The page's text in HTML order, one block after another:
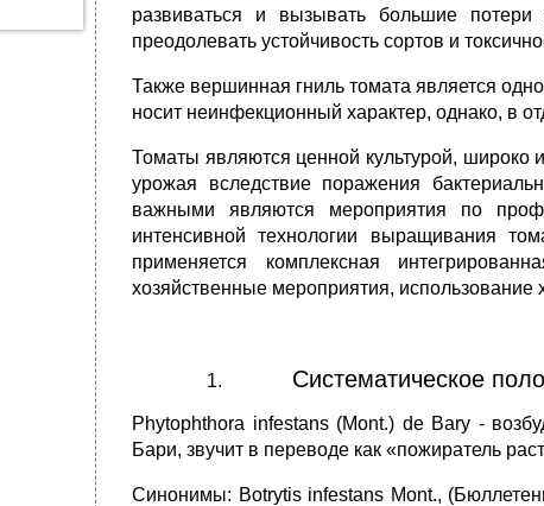
развиваться и вызывать большие
преодолевать устойчивость сортов и
Также вершинная гниль томата является
носит неинфекционный характер, однако, в
Томаты являются ценной культурой,
урожая вследствие поражения
важными являются мероприятия по
интенсивной технологии выращивания
применяется комплексная
хозяйственные мероприятия, использование
Систематическое
Phytophthora infestans (Mont.) de Bary -
Бари, звучит в переводе как «пожиратель
Синонимы: Botrytis infestans Mont.,